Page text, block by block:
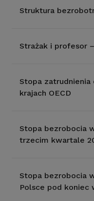
Struktura
Strażak i profesor
Stopa
krajach OECD
Stopa bezrobocia
trzecim kwartale
Stopa bezrobocia
Polsce pod koniec